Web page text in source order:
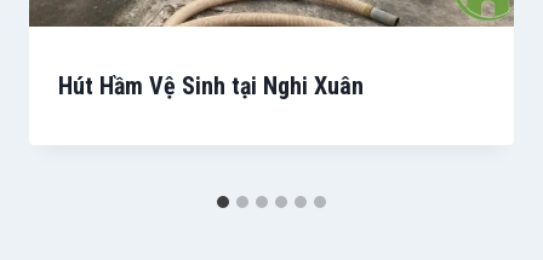
Hút Hầm Vệ Sinh tại Nghi Xuân